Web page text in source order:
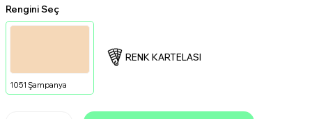
Rengini Seç
1051 Şampanya
RENK KARTELASI